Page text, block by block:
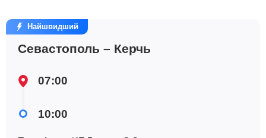
Найшвидший
Севастополь – Керчь
07:00
10:00